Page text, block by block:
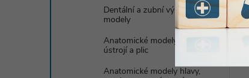
Dentální a zubní výukové
modely
Anatomické modely dýchací
ústrojí a plic
Anatomické modely hlavy,